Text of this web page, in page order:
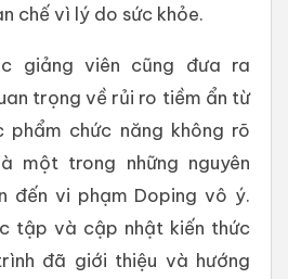
chế vì lý do sức khỏe.
giảng viên cũng đưa ra
trọng về rủi ro tiềm ẩn từ
phẩm chức năng không rõ
một trong những nguyên
đến vi phạm Doping vô ý.
tập và cập nhật kiến thức
đã giới thiệu và hướng